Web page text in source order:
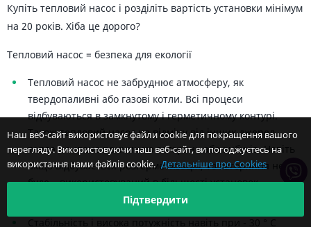
Купіть тепловий насос і розділіть вартість установки мінімум
на 20 років. Хіба це дорого?
Тепловий насос = безпека для екології
Тепловий насос не забруднює атмосферу, як
твердопаливні або газові котли. Всі процеси
відбуваються в замкнутому і герметичному контурі.
Також тепловий насос на відміну від інших джерел
тепла не стане причиною загорянь або вибухів. Навіть
якщо відбувається розгерметизація, то загоряння не
буде – використовуваний в більшості установок
холодоагент не горючий.
Наш веб-сайт використовує файли cookie для покращення вашого
перегляду. Використовуючи наш веб-сайт, ви погоджуєтесь на
використання нами файлів cookie. Детальніше про Cookies
Підтвердити